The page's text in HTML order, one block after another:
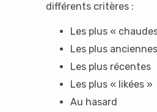
différents critères :
Les plus «
Les plus anciennes
Les plus récentes
Les plus « likées »
Au hasard